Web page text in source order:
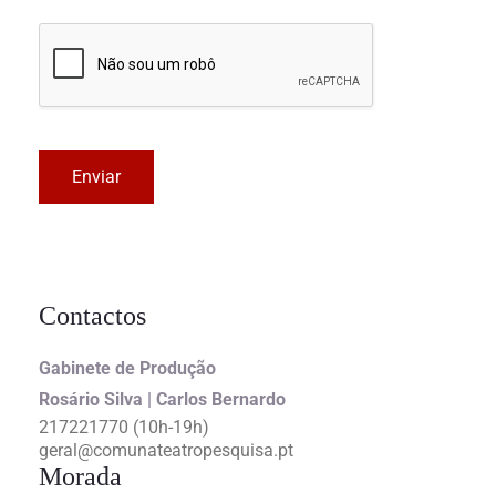
Enviar
Contactos
Gabinete de Produção
Rosário Silva | Carlos Bernardo
217221770 (10h-19h)
geral@comunateatropesquisa.pt
Morada